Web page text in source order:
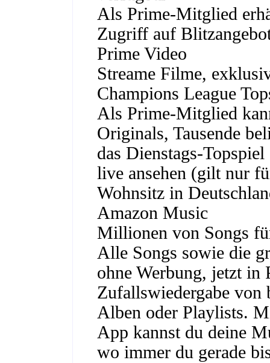
Als Prime-Mitglied
Zugriff auf
Prime Video
Streame Filme,
Champions League
Als Prime-Mitglied
Originals, Tausende
das Dienstags-
live ansehen (gilt nur
Wohnsitz in
Amazon Music
Millionen von Songs
Alle Songs sowie die
ohne Werbung, jetzt in
Zufallswiedergabe von
Alben oder Playlists.
App kannst du deine
wo immer du gerade